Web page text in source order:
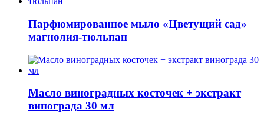
Парфюмированное мыло «Цветущий сад»
магнолия-тюльпан
Масло виноградных косточек + экстракт
винограда 30 мл